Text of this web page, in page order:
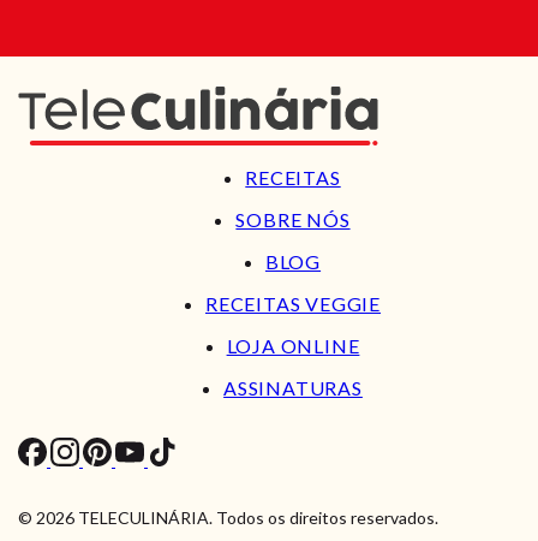
RECEITAS
SOBRE NÓS
BLOG
RECEITAS VEGGIE
LOJA ONLINE
ASSINATURAS
© 2026 TELECULINÁRIA. Todos os direitos reservados.